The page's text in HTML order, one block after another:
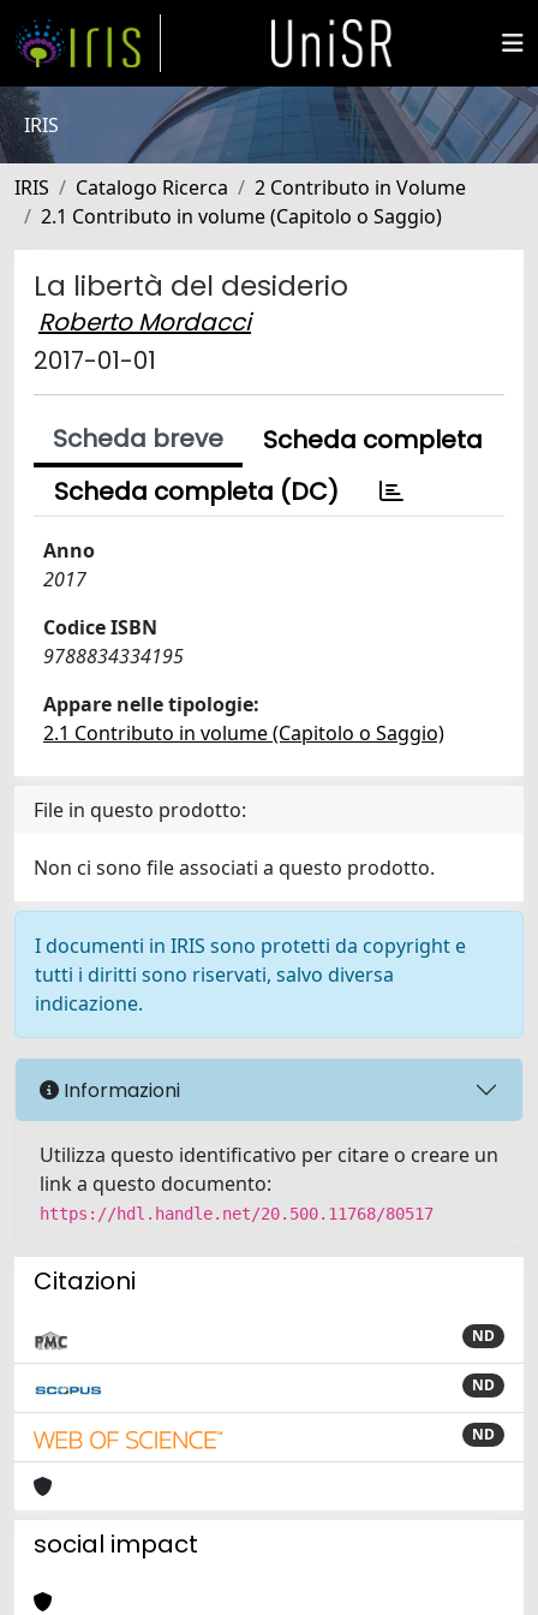
IRIS
IRIS Catalogo Ricerca
2 Contributo in Volume
2.1 Contributo in volume (Capitolo o Saggio)
La libertà del desiderio
Roberto Mordacci
2017-01-01
Scheda breve
Scheda completa
Scheda completa (DC)
Anno
2017
Codice ISBN
9788834334195
Appare nelle tipologie:
2.1 Contributo in volume (Capitolo o Saggio)
File in questo prodotto:
Non ci sono file associati a questo prodotto.
I documenti in IRIS sono protetti da copyright e
tutti i diritti sono riservati, salvo diversa
indicazione.
Informazioni
Utilizza questo identificativo per citare o creare un
link a questo documento:
https://hdl.handle.net/20.500.11768/80517
Citazioni
ND
ND
ND
social impact